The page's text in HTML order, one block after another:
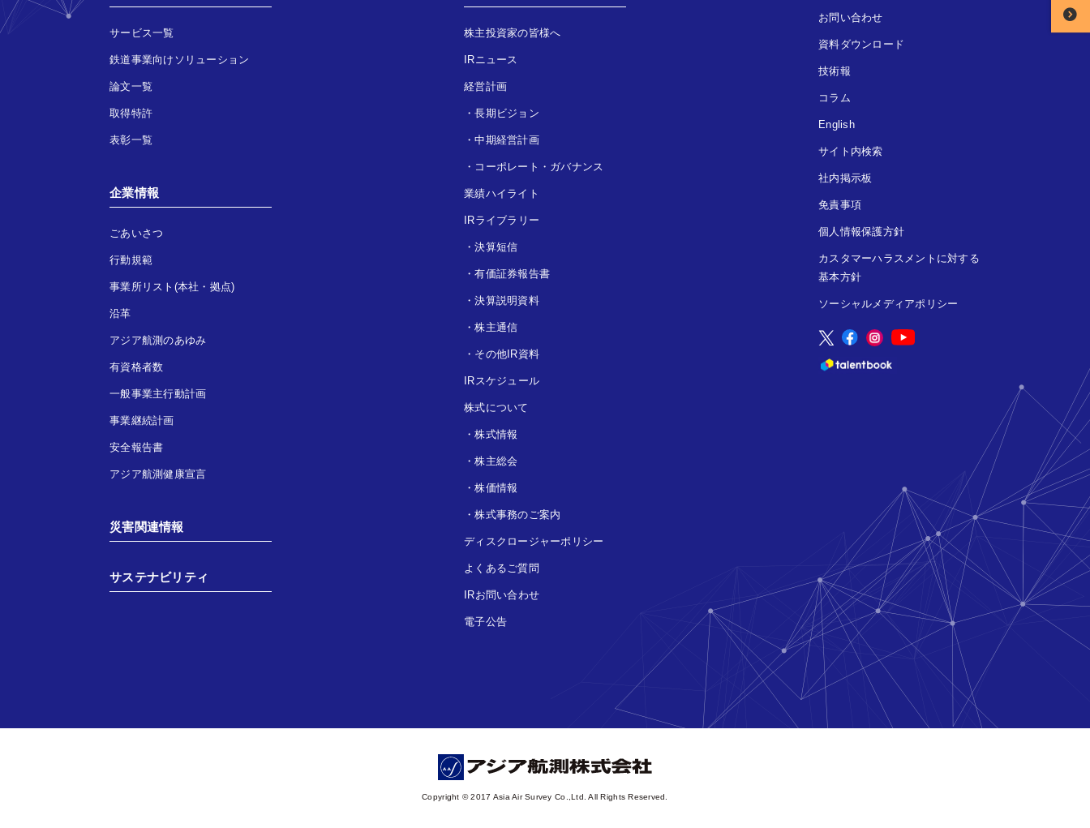
サービス一覧
鉄道事業向けソリューション
論文一覧
取得特許
表彰一覧
企業情報
ごあいさつ
行動規範
事業所リスト(本社・拠点)
沿革
アジア航測のあゆみ
有資格者数
一般事業主行動計画
事業継続計画
安全報告書
アジア航測健康宣言
災害関連情報
サステナビリティ
株主投資家の皆様へ
IRニュース
経営計画
・長期ビジョン
・中期経営計画
・ コーポレート・ガバナンス
業績ハイライト
IRライブラリー
・決算短信
・有価証券報告書
・決算説明資料
・株主通信
・ その他IR資料
IRスケジュール
株式について
・株式情報
・株主総会
・株価情報
・株式事務のご案内
ディスクロージャーポリシー
よくあるご質問
IRお問い合わせ
電子公告
お問い合わせ
資料ダウンロード
技術報
コラム
English
サイト内検索
社内掲示板
免責事項
個人情報保護方針
カスタマーハラスメントに対する
基本方針
ソーシャルメディアポリシー
Copyright © 2017 Asia Air Survey Co.,Ltd. All Rights Reserved.